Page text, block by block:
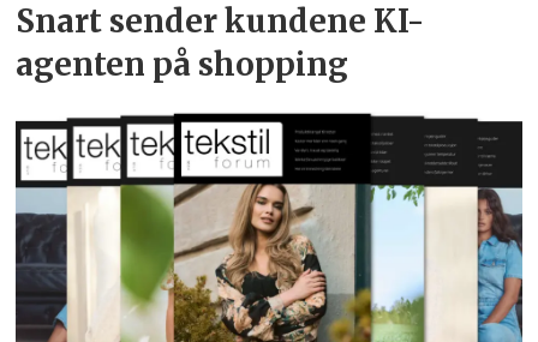
Snart sender kundene KI-
agenten på shopping